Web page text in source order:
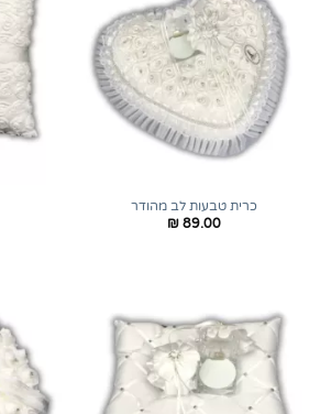
כרית טבעות לב מהודר
₪ 89.00